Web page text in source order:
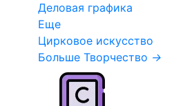
Деловая графика
Еще
Цирковое искусство
Больше Творчество →